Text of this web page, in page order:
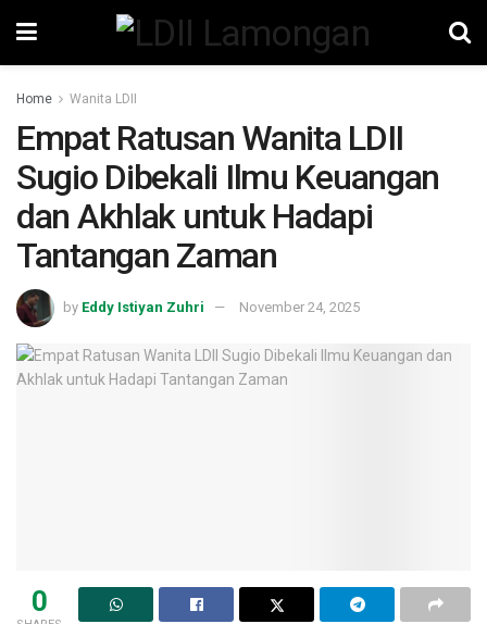
Home Wanita LDII
Empat Ratusan Wanita LDII
Sugio Dibekali Ilmu Keuangan
dan Akhlak untuk Hadapi
Tantangan Zaman
by Eddy Istiyan Zuhri November 24, 2025
0